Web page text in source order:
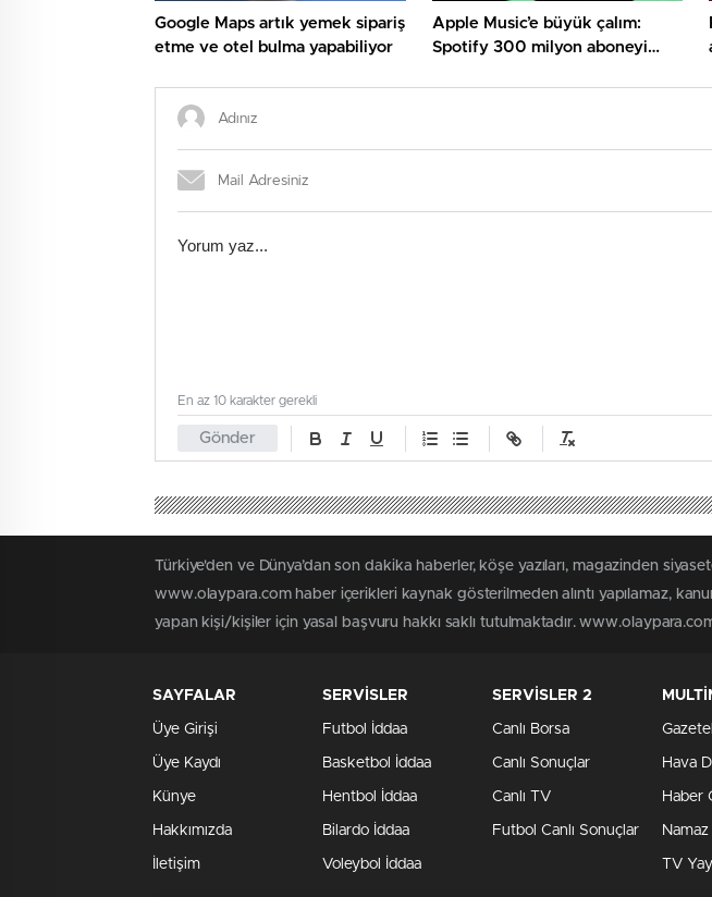
Google Maps artık yemek sipariş
etme ve otel bulma yapabiliyor
Apple Music’e büyük çalım:
Spotify 300 milyon aboneyi
Gönder
En az 10 karakter gerekli
Türkiye'den ve Dünya’dan son dakika haberler, köşe yazıları, magazinden
www.olaypara.com haber içerikleri kaynak gösterilmeden alıntı yapılamaz,
yapan kişi/kişiler için yasal başvuru hakkı saklı tutulmaktadır.
SAYFALAR
Üye Girişi
Üye Kaydı
Künye
Hakkımızda
İletişim
SERVİSLER
Futbol İddaa
Basketbol İddaa
Hentbol İddaa
Bilardo İddaa
Voleybol İddaa
SERVİSLER 2
Canlı Borsa
Canlı Sonuçlar
Canlı TV
Futbol Canlı Sonuçlar
Hava
Haber
TV